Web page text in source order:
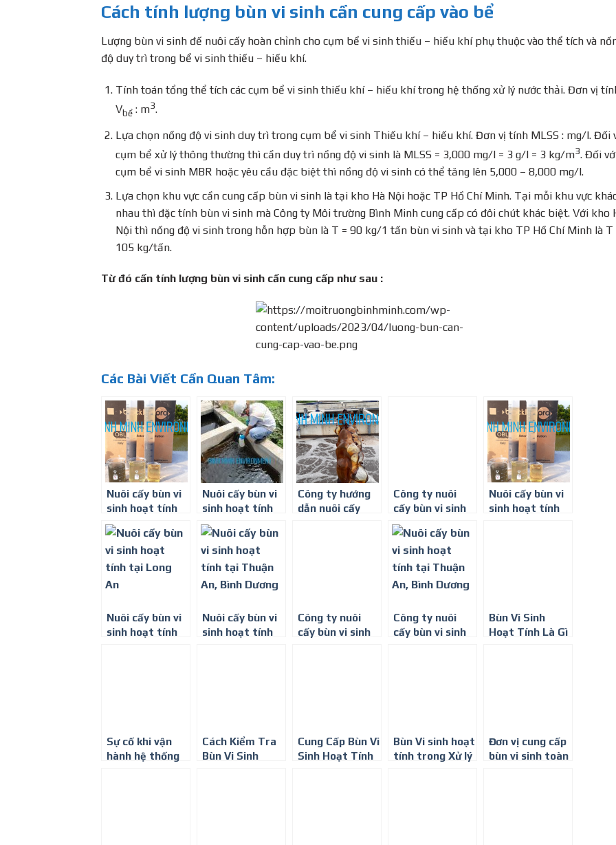
Cách tính lượng bùn vi sinh cần cung cấp vào bể
Lượng bùn vi sinh đế nuôi cấy hoàn chỉnh cho cụm bể vi sinh thiếu – hiếu khí phụ thuộc vào thể tích và
độ duy trì trong bể vi sinh thiếu – hiếu khí.
Tính toán tổng thể tích các cụm bể vi sinh thiếu khí – hiếu khí trong hệ thống xử lý nước thải. Đơn vị
Vbể: m3.
Lựa chọn nồng độ vi sinh duy trì trong cụm bể vi sinh Thiếu khí – hiếu khí. Đơn vị tính MLSS : mg/l. Đối
cụm bể xử lý thông thường thì cần duy trì nồng độ vi sinh là MLSS = 3,000 mg/l = 3 g/l = 3 kg/m3. Đối
cụm bể vi sinh MBR hoặc yêu cầu đặc biệt thì nồng độ vi sinh có thể tăng lên 5,000 – 8,000 mg/l.
Lựa chọn khu vực cần cung cấp bùn vi sinh là tại kho Hà Nội hoặc TP Hồ Chí Minh. Tại mỗi khu vực
nhau thì đặc tính bùn vi sinh mà Công ty Môi trường Bình Minh cung cấp có đôi chút khác biệt. Với kho
Nội thì nồng độ vi sinh trong hỗn hợp bùn là T = 90 kg/1 tấn bùn vi sinh và tại kho TP Hồ Chí Minh là T
105 kg/tấn.
Từ đó cần tính lượng bùn vi sinh cần cung cấp như sau :
Các Bài Viết Cần Quan Tâm:
Nuôi cấy bùn vi
sinh hoạt tính
tại Vũng Tàu
Nuôi cấy bùn vi
sinh hoạt tính
tại Tân Uyên
Bình Dương
Công ty hướng
dẫn nuôi cấy
Công ty nuôi
cấy bùn vi sinh
hoạt tính
Nuôi cấy bùn vi
sinh hoạt tính
Nuôi cấy bùn vi
sinh hoạt tính
Nuôi cấy bùn vi
sinh hoạt tính
Công ty nuôi
cấy bùn vi sinh
Công ty nuôi
cấy bùn vi sinh
Bùn Vi Sinh
Hoạt Tính Là Gì
Sự cố khi vận
hành hệ thống
Cách Kiểm Tra
Bùn Vi Sinh
Cung Cấp Bùn Vi
Sinh Hoạt Tính
Bùn Vi sinh hoạt
tính trong Xử lý
Đơn vị cung cấp
bùn vi sinh toàn